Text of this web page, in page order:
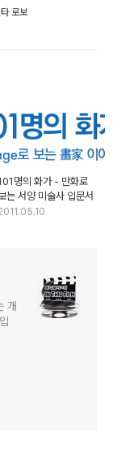
로보
명의 화가 - 만화로
는 서양 미술사 입문서
개